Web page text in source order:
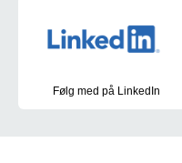
Følg med på LinkedIn